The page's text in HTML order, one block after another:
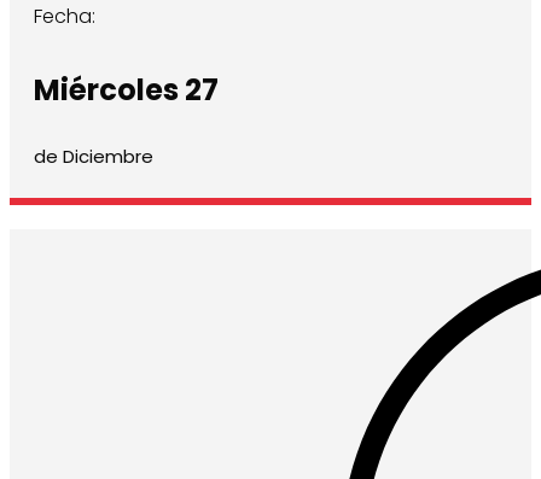
Fecha:
Miércoles 27
de Diciembre